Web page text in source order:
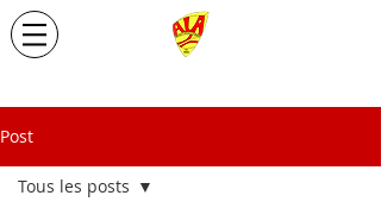
Post
Tous les posts